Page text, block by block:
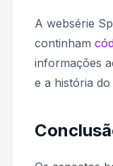
A websérie
continham
informações
e a história